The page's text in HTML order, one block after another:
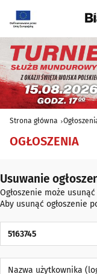
Strona główna
OGŁOSZENIA
Usuwanie
Ogłoszenie może
Aby usunąć ogłoszenie
Nazwa użytkownika